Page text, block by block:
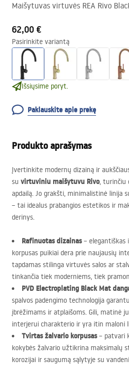
Maišytuvas virtuvės REA Rivo
62,00 €
Pasirinkite variantą
Išsiųsime poryt.
Paklauskite apie prekę
Produkto aprašymas
Įvertinkite modernų dizainą ir
su virtuviniu maišytuvu Rivo, turinčiu
apdailą. Jo grakšti, minimalistinė linija
– tai idealus prabangios estetikos ir
derinys.
Rafinuotas dizainas– elegantiškas
korpusas puikiai dera prie naujausių
tapdamas stilinga virtuvės salos ar
tinkančia tiek moderniems, tiek
PVD Electroplating Black Mat
spalvos padengimo technologija
įbrėžimams ir atplaišoms. Gili, matinė
interjerui charakterio ir yra itin maloni
Tvirtas žalvario korpusas– patvari
kokybės žalvario užtikrina maksimalų
korozijai ir saugumą sąlytyje su